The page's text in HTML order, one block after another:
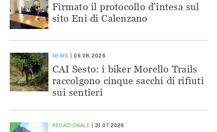
Firmato il protocollo d’intesa sul
sito Eni di Calenzano
NEWS 06.08.2026
CAI Sesto: i biker Morello Trails
raccolgono cinque sacchi di rifiuti
sui sentieri
REDAZIONALE 31.07.2026